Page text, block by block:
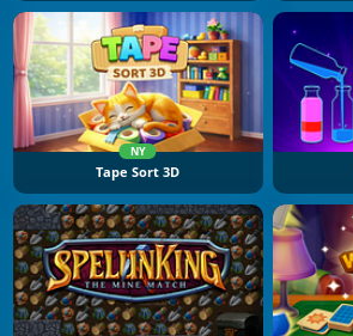
NY
Tape Sort 3D